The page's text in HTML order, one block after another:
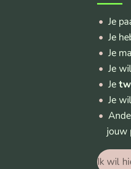
Je
Je
Je
Je
Je
Je
jouw
Ik wil